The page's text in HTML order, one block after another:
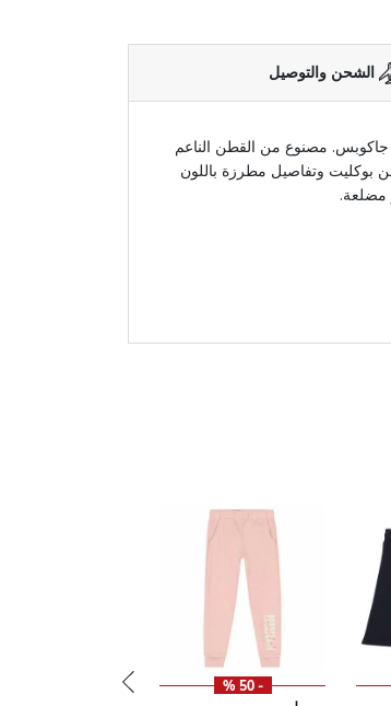
الشحن والتوصيل
جاكوبس. مصنوع من القطن الناعم
بوكليت وتفاصيل مطرزة باللون
مضلعة.
- 50 %